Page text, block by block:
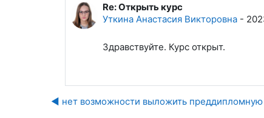
回复Карпова Алина Сергеевна
Re: Открыть курс
Уткина Анастасия Викторовна -
Здравствуйте. Курс открыт.
◀︎ нет возможности выложить преддипломную